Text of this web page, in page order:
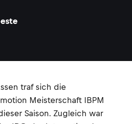
traf sich die
Meisterschaft IBPM
Saison. Zugleich war